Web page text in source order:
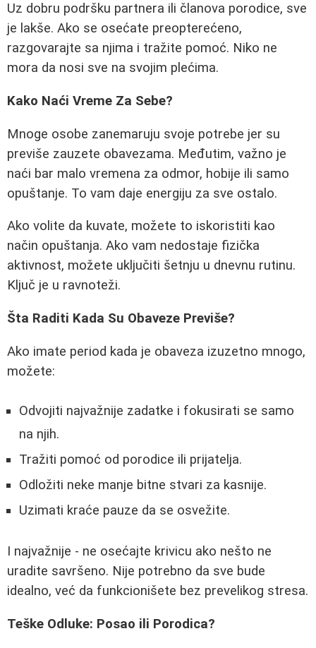
Uz dobru podršku partnera ili članova porodice, sve
je lakše. Ako se osećate preopterećeno,
razgovarajte sa njima i tražite pomoć. Niko ne
mora da nosi sve na svojim plećima.
Kako Naći Vreme Za Sebe?
Mnoge osobe zanemaruju svoje potrebe jer su
previše zauzete obavezama. Međutim, važno je
naći bar malo vremena za odmor, hobije ili samo
opuštanje. To vam daje energiju za sve ostalo.
Ako volite da kuvate, možete to iskoristiti kao
način opuštanja. Ako vam nedostaje fizička
aktivnost, možete uključiti šetnju u dnevnu rutinu.
Ključ je u ravnoteži.
Šta Raditi Kada Su Obaveze Previše?
Ako imate period kada je obaveza izuzetno mnogo,
možete:
Odvojiti najvažnije zadatke i fokusirati se samo
na njih.
Tražiti pomoć od porodice ili prijatelja.
Odložiti neke manje bitne stvari za kasnije.
Uzimati kraće pauze da se osvežite.
I najvažnije - ne osećajte krivicu ako nešto ne
uradite savršeno. Nije potrebno da sve bude
idealno, već da funkcionišete bez prevelikog stresa.
Teške Odluke: Posao ili Porodica?